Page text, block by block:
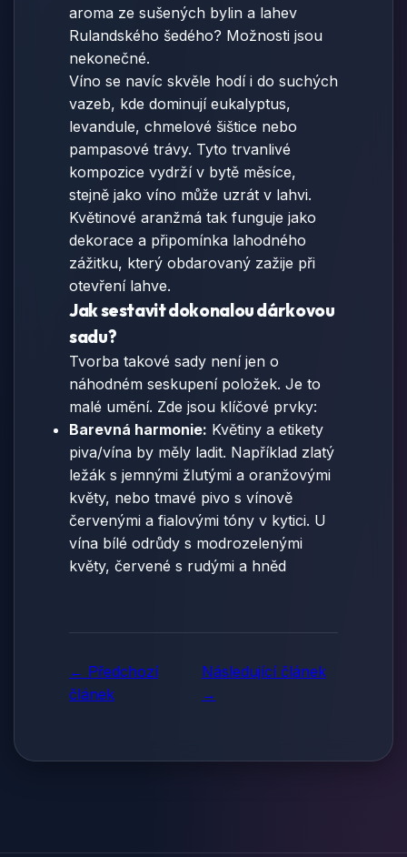
aroma ze sušených bylin a lahev
Rulandského šedého? Možnosti jsou
nekonečné.
Víno se navíc skvěle hodí i do suchých
vazeb, kde dominují eukalyptus,
levandule, chmelové šištice nebo
pampasové trávy. Tyto trvanlivé
kompozice vydrží v bytě měsíce,
stejně jako víno může uzrát v lahvi.
Květinové aranžmá tak funguje jako
dekorace a připomínka lahodného
zážitku, který obdarovaný zažije při
otevření lahve.
Jak sestavit dokonalou dárkovou
sadu?
Tvorba takové sady není jen o
náhodném seskupení položek. Je to
malé umění. Zde jsou klíčové prvky:
Barevná harmonie: Květiny a etikety
piva/vína by měly ladit. Například zlatý
ležák s jemnými žlutými a oranžovými
květy, nebo tmavé pivo s vínově
červenými a fialovými tóny v kytici. U
vína bílé odrůdy s modrozelenými
květy, červené s rudými a hněd
← Předchozí
článek
Následující článek
→